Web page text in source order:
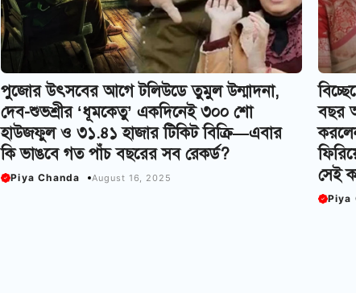
পুজোর উৎসবের আগে টলিউডে তুমুল উন্মাদনা,
দেব-শুভশ্রীর ‘ধূমকেতু’ একদিনেই ৩০০ শো
হাউজফুল ও ৩১.৪১ হাজার টিকিট বিক্রি—এবার
কি ভাঙবে গত পাঁচ বছরের সব রেকর্ড?
Piya Chanda August 16, 2025
বছর
সেই
Piya